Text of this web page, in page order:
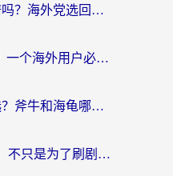
雷霆加速下载免费靠谱吗？海外党选回国加速器的避坑指南（附热门工具对比）
NordVPN 回国能用吗？一个海外用户必须面对的真实困境
海外回国加速器怎么选？斧牛和海龟哪个好？一篇帮你避开坑的实用指南
从匈牙利回国内的vpn，不只是为了刷剧那么简单